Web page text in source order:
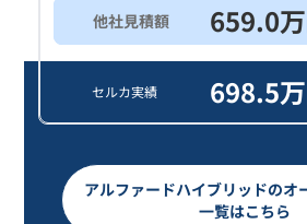
他社見積額 659.0万
セルカ実績 698.5万
アルファードハイブリッドのオ
一覧はこちら